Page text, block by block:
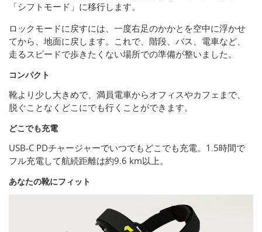
「シフトモード」に移行します。
ロックモードに戻すには、一度右足のかかとを空中に浮かせ
てから、地面に戻します。これで、階段、バス、電車など、
走るスピードで歩きたくない場所での準備が整いました。
コンパクト
靴より少し大きめで、満員電車からオフィスやカフェまで、
脱ぐことなくどこにでも行くことができます。
どこでも充電
USB-C PDチャージャーでいつでもどこでも充電。1.5時間で
フル充電して航続距離は約9.6 km以上。
あなたの靴にフィット